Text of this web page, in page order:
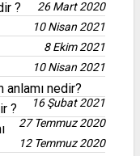
? 26 Mart 2020
10 Nisan 2021
8 Ekim 2021
10 Nisan 2021
nedir?
16 Şubat 2021
?
27 Temmuz 2020
12 Temmuz 2020